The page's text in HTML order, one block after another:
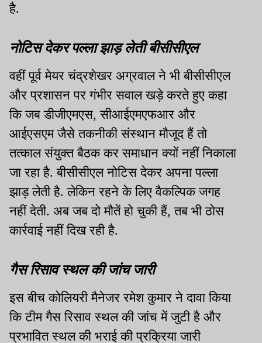
है.
नोटिस देकर पल्ला झाड़ लेती बीसीसीएल
वहीं पूर्व मेयर चंद्रशेखर अग्रवाल ने भी बीसीसीएल
और प्रशासन पर गंभीर सवाल खड़े करते हुए कहा
कि जब डीजीएमएस, सीआईएमएफआर और
आईएसएम जैसे तकनीकी संस्थान मौजूद हैं तो
तत्काल संयुक्त बैठक कर समाधान क्यों नहीं निकाला
जा रहा है. बीसीसीएल नोटिस देकर अपना पल्ला
झाड़ लेती है. लेकिन रहने के लिए वैकल्पिक जगह
नहीं देती. अब जब दो मौतें हो चुकी हैं, तब भी ठोस
कार्रवाई नहीं दिख रही है.
गैस रिसाव स्थल की जांच जारी
इस बीच कोलियरी मैनेजर रमेश कुमार ने दावा किया
कि टीम गैस रिसाव स्थल की जांच में जुटी है और
प्रभावित स्थल की भराई की प्रक्रिया जारी